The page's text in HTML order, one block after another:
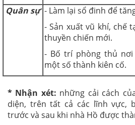
Quân sự - Làm lại sổ đinh để
- Sản xuất vũ khí, chế
thuyền chiến mới.
- Bố trí phòng thủ nơi
một số thành kiên cố.
* Nhận xét: những cải cách
diện, trên tất cả các lĩnh vực,
trước và sau khi nhà Hồ được